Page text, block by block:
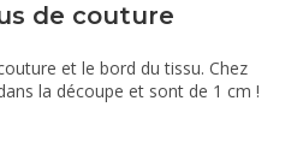
de couture
et le bord du tissu. Chez
la découpe et sont de 1 cm !